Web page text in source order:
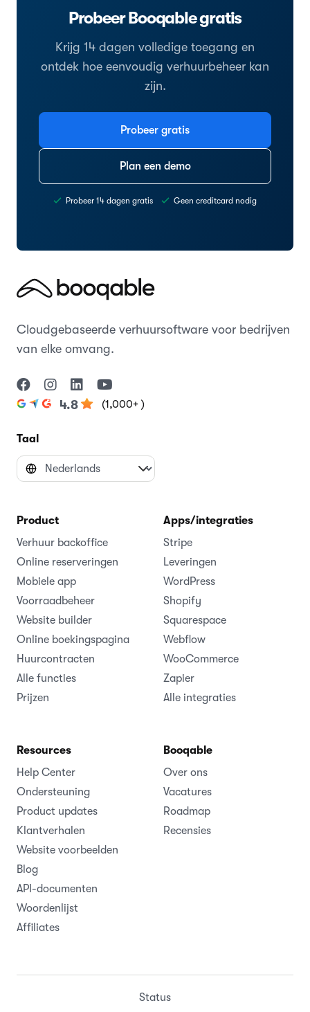
Probeer Booqable gratis
Krijg 14 dagen volledige toegang en
ontdek hoe eenvoudig verhuurbeheer kan
zijn.
Probeer gratis
Plan een demo
Probeer 14 dagen gratis Geen creditcard nodig
Cloudgebaseerde verhuursoftware voor bedrijven
van elke omvang.
4.8 (1,000+ )
Taal
Product
Verhuur backoffice
Online reserveringen
Mobiele app
Voorraadbeheer
Website builder
Online boekingspagina
Huurcontracten
Alle functies
Prijzen
Apps/integraties
Stripe
Leveringen
WordPress
Shopify
Squarespace
Webflow
WooCommerce
Zapier
Alle integraties
Resources
Help Center
Ondersteuning
Product updates
Klantverhalen
Website voorbeelden
Blog
API-documenten
Woordenlijst
Affiliates
Booqable
Over ons
Vacatures
Roadmap
Recensies
Status